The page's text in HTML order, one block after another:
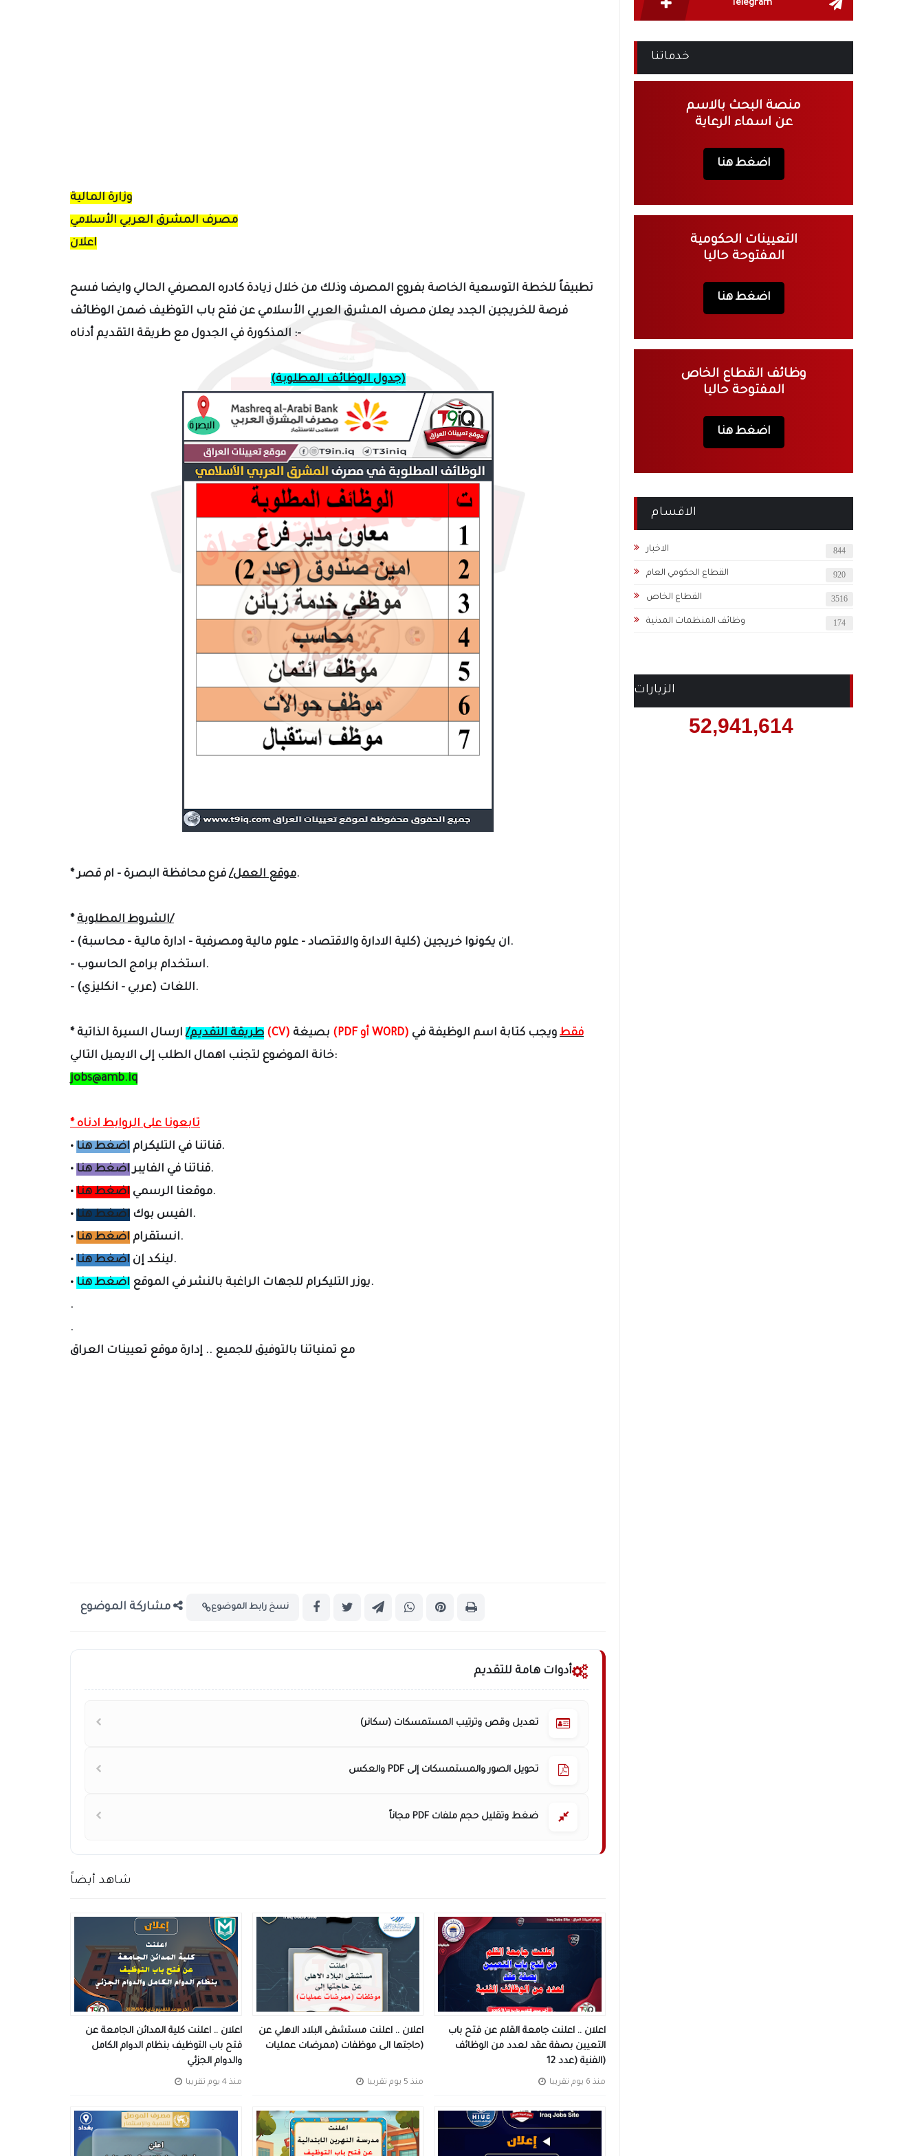
وزارة المالية
مصرف المشرق العربي الأسلامي
اعلان
تطبيقاً للخطة التوسعية الخاصة بفروع المصرف وذلك من خلال زيادة كادره المصرفي الحالي وايضا فسح
فرصة للخريجين الجدد يعلن مصرف المشرق العربي الأسلامي عن فتح باب التوظيف ضمن الوظائف
المذكورة في الجدول مع طريقة التقديم أدناه :-
(جدول الوظائف المطلوبة)
* موقع العمل/فرع محافظة البصرة - ام قصر .
*
الشروط المطلوبة/
- ان يكونواخريجين (كلية الادارة والاقتصاد - علوم مالية ومصرفية - ادارة مالية - محاسبة).
‎- استخدام برامج الحاسوب.
‎- اللغات (عربي - انكليزي).
* طريقة التقديم/ (CV) ( PDF أو WORD) فقطويجب كتابة اسم الوظيفة في
خانة الموضوع لتجنب اهمال الطلب إلى الايميل التالي:
jobs@amb.iq
* تابعونا على الروابط ادناه
•
قناتنا في التليكرام اضغط هنا
.
•
قناتنا في الفايبراضغط هنا
.
•
موقعنا الرسمي اضغط هنا
.
•
الفيس بوك اضغط هنا
.
•
انستقرام اضغط هنا
.
•
لينكد إن اضغط هنا
.
•
يوزر التليكرام للجهات الراغبة بالنشر في الموقع اضغط هنا
.
.
.
مع تمنياتنا بالتوفيق للجميع .. إدارة موقع تعيينات العراق
مشاركة الموضوع نسخ رابط الموضوع
أدوات هامة للتقديم
تعديل وقص وترتيب المستمسكات (سكانر)
تحويل الصور والمستمسكات إلى PDF والعكس
ضغط وتقليل حجم ملفات PDF مجاناً
شاهد أيضاً
اعلان .. اعلنت كلية المدائن الجامعة عن
فتح باب التوظيف بنظام الدوام الكامل
والدوام الجزئي
منذ 4 يوم تقريبا
اعلان .. اعلنت مستشفى البلاد الاهلي عن
حاجتها الى موظفات (ممرضات عمليات)
منذ 5 يوم تقريبا
اعلان .. اعلنت جامعة القلم عن فتح باب
التعيين بصفة عقد لعدد من الوظائف
الفنية (عدد 12)
منذ 6 يوم تقريبا
Telegram
خدماتنا
منصة البحث بالاسم
عن اسماء الرعاية
اضغط هنا
التعيينات الحكومية
المفتوحة حاليا
اضغط هنا
وظائف القطاع الخاص
المفتوحة حاليا
اضغط هنا
الاقسام
الاخبار 844
القطاع الحكومي العام 920
القطاع الخاص 3516
وظائف المنظمات المدنية 174
الزيارات
52,941,614